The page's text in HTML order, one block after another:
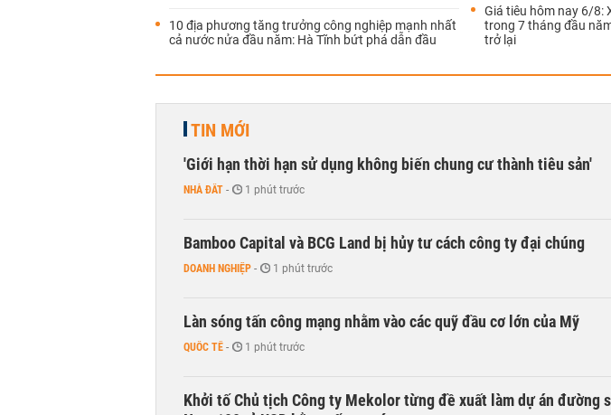
10 địa phương tăng trưởng công nghiệp mạnh nhất
cả nước nửa đầu năm: Hà Tĩnh bứt phá dẫn đầu
Giá tiêu hôm nay 6/8:
trong 7 tháng đầu
trở lại
TIN MỚI
'Giới hạn thời hạn sử dụng không biến chung cư thành tiêu sản'
NHÀ ĐẤT - 1 phút trước
Bamboo Capital và BCG Land bị hủy tư cách công ty đại chúng
DOANH NGHIỆP - 1 phút trước
Làn sóng tấn công mạng nhằm vào các quỹ đầu cơ lớn của Mỹ
QUỐC TẾ - 1 phút trước
Khởi tố Chủ tịch Công ty Mekolor từng đề xuất làm dự án đường